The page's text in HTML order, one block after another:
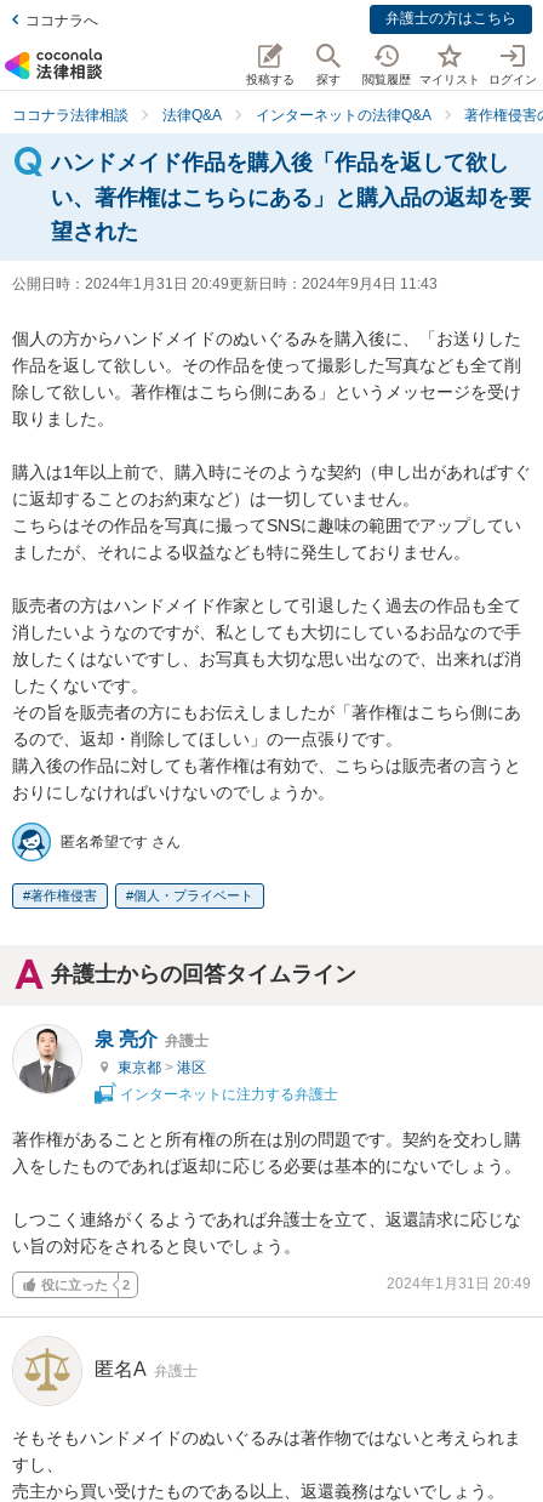
ココナラへ 弁護士の方はこちら
投稿する 探す 閲覧履歴 マイリスト ログイン
ココナラ法律相談 法律Q&A インターネットの法律Q&A 著作権侵害
ハンドメイド作品を購入後「作品を返して欲し
い、著作権はこちらにある」と購入品の返却を要
望された
公開日時： 2024年1月31日 20:49更新日時： 2024年9月4日 11:43
個人の方からハンドメイドのぬいぐるみを購入後に、「お送りした
作品を返して欲しい。その作品を使って撮影した写真なども全て削
除して欲しい。著作権はこちら側にある」というメッセージを受け
取りました。
購入は1年以上前で、購入時にそのような契約（申し出があればすぐ
に返却することのお約束など）は一切していません。
こちらはその作品を写真に撮ってSNSに趣味の範囲でアップしてい
ましたが、それによる収益なども特に発生しておりません。
販売者の方はハンドメイド作家として引退したく過去の作品も全て
消したいようなのですが、私としても大切にしているお品なので手
放したくはないですし、お写真も大切な思い出なので、出来れば消
したくないです。
その旨を販売者の方にもお伝えしましたが「著作権はこちら側にあ
るので、返却・削除してほしい」の一点張りです。
購入後の作品に対しても著作権は有効で、こちらは販売者の言うと
おりにしなければいけないのでしょうか。
匿名希望です さん
著作権侵害 個人・プライベート
弁護士からの回答タイムライン
泉 亮介 弁護士
東京都 > 港区
インターネットに注力する弁護士
著作権があることと所有権の所在は別の問題です。契約を交わし購
入をしたものであれば返却に応じる必要は基本的にないでしょう。
しつこく連絡がくるようであれば弁護士を立て、返還請求に応じな
い旨の対応をされると良いでしょう。
役に立った 2 2024年1月31日 20:49
匿名A 弁護士
そもそもハンドメイドのぬいぐるみは著作物ではないと考えられま
すし、
売主から買い受けたものである以上、返還義務はないでしょう。